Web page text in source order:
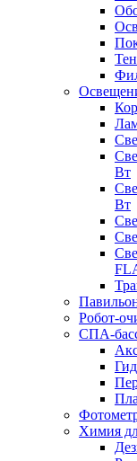
Вт
Вт
Робот-
СПА-
Химия